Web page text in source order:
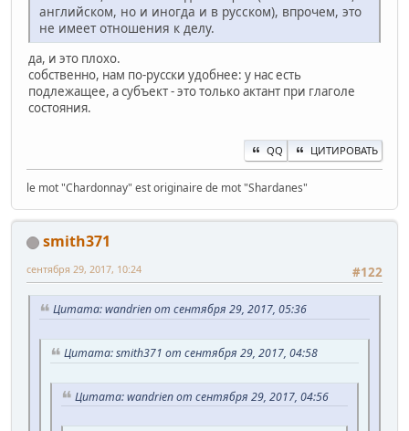
английском, но и иногда и в русском), впрочем, это
не имеет отношения к делу.
да, и это плохо.
собственно, нам по-русски удобнее: у нас есть
подлежащее, а субъект - это только актант при глаголе
состояния.
QQ ЦИТИРОВАТЬ
le mot "Chardonnay" est originaire de mot "Shardanes"
smith371
#122
сентября 29, 2017, 10:24
Цитата: wandrien от сентября 29, 2017, 05:36
Цитата: smith371 от сентября 29, 2017, 04:58
Цитата: wandrien от сентября 29, 2017, 04:56